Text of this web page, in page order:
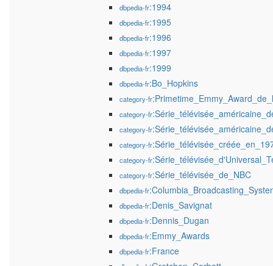
dbpedia-fr:1994
dbpedia-fr:1995
dbpedia-fr:1996
dbpedia-fr:1997
dbpedia-fr:1999
dbpedia-fr:Bo_Hopkins
category-fr
category-fr
category-fr
category-fr
category-fr
category-fr:Série_télévisée_de_NBC
dbpedia-fr
dbpedia-fr:Denis_Savignat
dbpedia-fr:Dennis_Dugan
dbpedia-fr:Emmy_Awards
dbpedia-fr:France